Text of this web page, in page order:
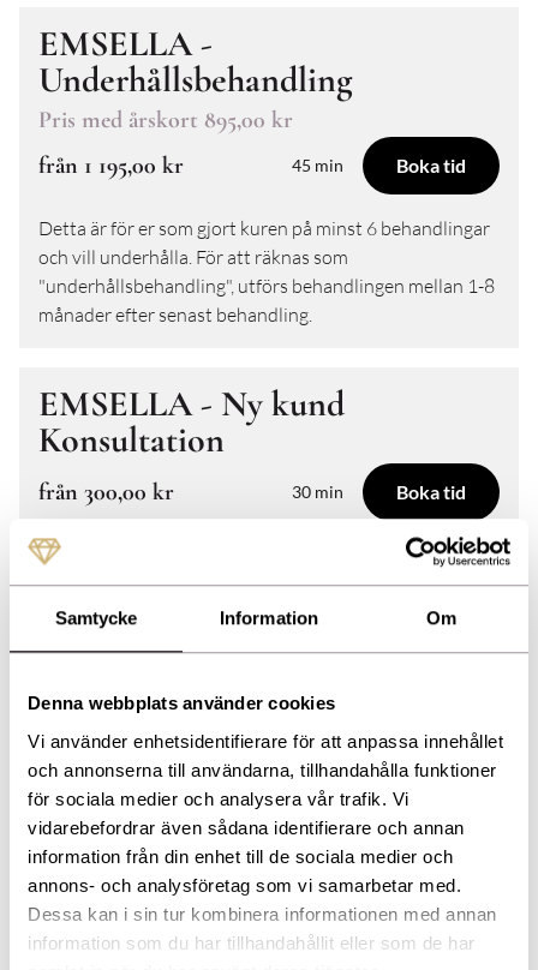
Samtycke Information Om
Denna webbplats använder cookies
Vi använder enhetsidentifierare för att anpassa innehållet
och annonserna till användarna, tillhandahålla funktioner
för sociala medier och analysera vår trafik. Vi
vidarebefordrar även sådana identifierare och annan
information från din enhet till de sociala medier och
annons- och analysföretag som vi samarbetar med.
Dessa kan i sin tur kombinera informationen med annan
information som du har tillhandahållit eller som de har
EMSELLA -
Underhållsbehandling
Pris med årskort 895,00 kr
från 1 195,00 kr 45 min Boka tid
Detta är för er som gjort kuren på minst 6 behandlingar
och vill underhålla. För att räknas som
"underhållsbehandling", utförs behandlingen mellan 1-8
månader efter senast behandling.
EMSELLA - Ny kund
Konsultation
från 300,00 kr 30 min Boka tid
Alla nya kunder på Emsella - Måste ha gjort en
konsultation innan behandling!
Om du önskar konsultation via telefon, ange ditt
telefonnummer i rutan för meddelande så ringer vi upp
EMSELLA är den världsunika metoden för att hjälpa
patienter med urininkontinens, bäckenbottenproblem
efter förlossning och/eller nedsatt intim
tillfredsställelse.
Kuren på 6 gånger kostar 8995:-. Per gång kostar